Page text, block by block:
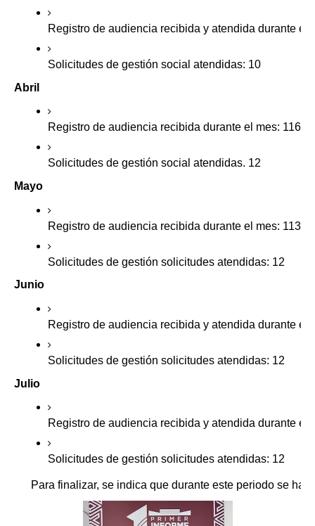
Registro de audiencia recibida y atendida durante el
Solicitudes de gestión social atendidas: 10
Abril
Registro de audiencia recibida durante el mes: 116
Solicitudes de gestión social atendidas. 12
Mayo
Registro de audiencia recibida durante el mes: 113
Solicitudes de gestión solicitudes atendidas: 12
Junio
Registro de audiencia recibida y atendida durante el
Solicitudes de gestión solicitudes atendidas: 12
Julio
Registro de audiencia recibida y atendida durante el
Solicitudes de gestión solicitudes atendidas: 12
Para finalizar, se indica que durante este periodo se